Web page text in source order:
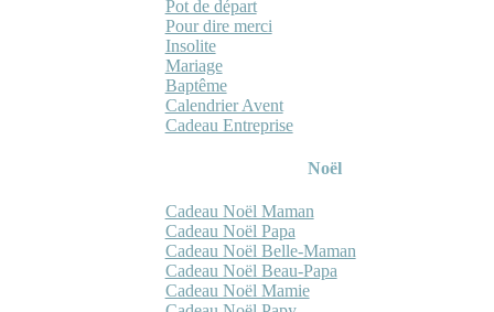
Pot de départ
Pour dire merci
Insolite
Mariage
Baptême
Calendrier Avent
Cadeau Entreprise
Noël
Cadeau Noël Maman
Cadeau Noël Papa
Cadeau Noël Belle-Maman
Cadeau Noël Beau-Papa
Cadeau Noël Mamie